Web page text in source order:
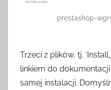
prestashop-
Trzeci z plików, tj.
linkiem do
samej instalacji.